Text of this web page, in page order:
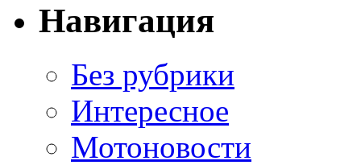
Навигация
Без рубрики
Интересное
Мотоновости